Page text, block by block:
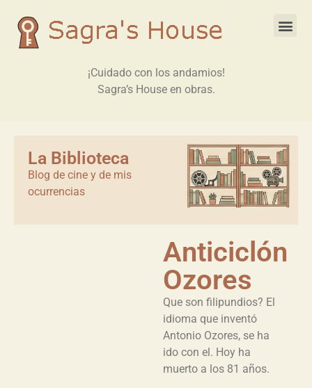
¡Cuidado con los andamios!
Sagra’s House en obras.
La Biblioteca
Blog de cine y de mis
ocurrencias
Anticiclón
Ozores
Que son filipundios? El
idioma que inventó
Antonio Ozores, se ha
ido con el. Hoy ha
muerto a los 81 años.